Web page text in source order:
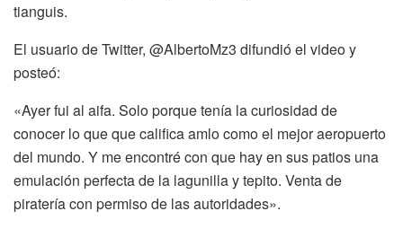
tianguis.
El usuario de Twitter, @AlbertoMz3 difundió el video y
posteó:
«Ayer fui al aifa. Solo porque tenía la curiosidad de
conocer lo que que califica amlo como el mejor aeropuerto
del mundo. Y me encontré con que hay en sus patios una
emulación perfecta de la lagunilla y tepito. Venta de
piratería con permiso de las autoridades».